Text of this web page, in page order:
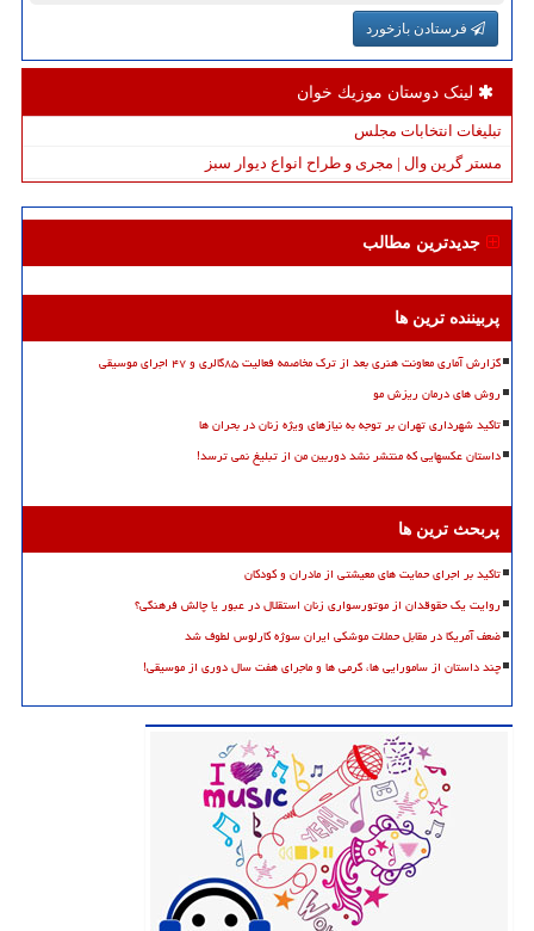
فرستادن بازخورد
لینک دوستان موزیك خوان
تبلیغات انتخابات مجلس
مستر گرین وال | مجری و طراح انواع دیوار سبز
جدیدترین مطالب
پربیننده ترین ها
گزارش آماری معاونت هنری بعد از ترک مخاصمه فعالیت ۸۵گالری و ۴۷ اجرای موسیقی
روش های درمان ریزش مو
تاکید شهرداری تهران بر توجه به نیازهای ویژه زنان در بحران ها
داستان عکسهایی که منتشر نشد دوربین من از تبلیغ نمی ترسد!
پربحث ترین ها
تاکید بر اجرای حمایت های معیشتی از مادران و کودکان
روایت یک حقوقدان از موتورسواری زنان استقلال در عبور یا چالش فرهنگی؟
ضعف آمریکا در مقابل حملات موشکی ایران سوژه کارلوس لطوف شد
چند داستان از سامورایی ها، گرمی ها و ماجرای هفت سال دوری از موسیقی!